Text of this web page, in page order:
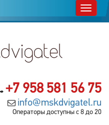
+7 958 581 56 75
info@mskdvigatel.ru
Операторы доступны с 8 до 20